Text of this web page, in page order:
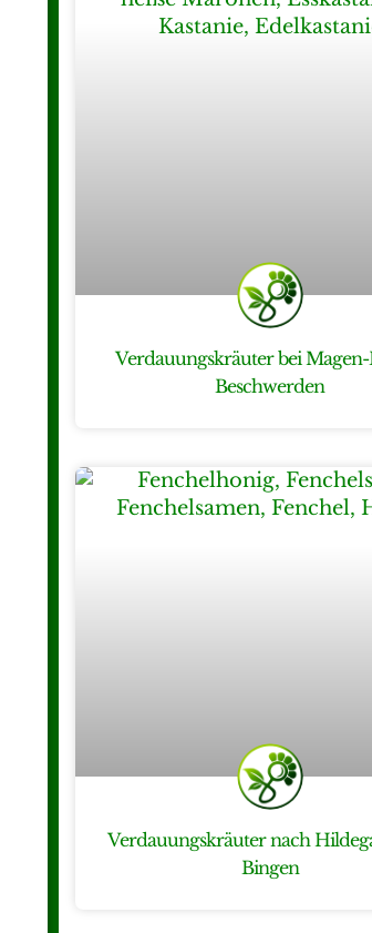
Verdauungskräuter bei
Beschwerden
Verdauungskräuter nach
Bingen